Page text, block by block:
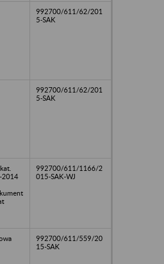
992700/611/62/201
5-SAK
992700/611/62/201
5-SAK
2014
992700/611/1166/2
015-SAK-WJ
992700/611/559/20
15-SAK